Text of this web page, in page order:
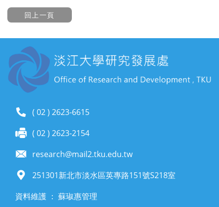
( 02 ) 2623-6615
( 02 ) 2623-2154
research@mail2.tku.edu.tw
251301新北市淡水區英專路151號S218室
資料維護 ： 蘇琡惠管理